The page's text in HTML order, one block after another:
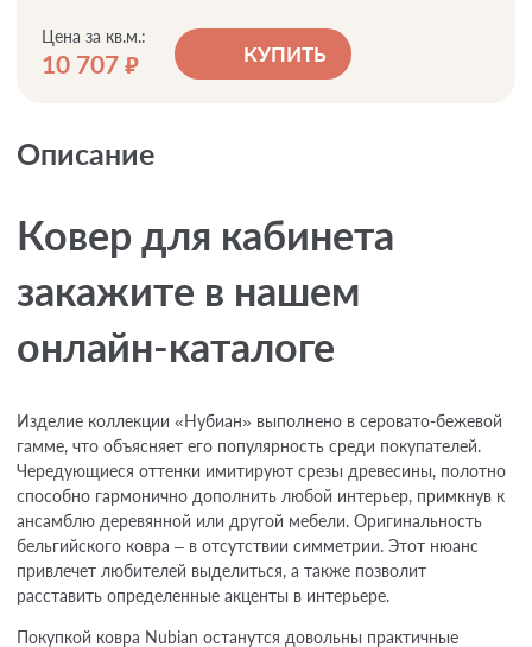
Цена за кв.м.:
10 707 руб. КУПИТЬ
Описание
Ковер для кабинета
закажите в нашем
онлайн-каталоге
Изделие коллекции «Нубиан» выполнено в серовато-бежевой
гамме, что объясняет его популярность среди покупателей.
Чередующиеся оттенки имитируют срезы древесины, полотно
способно гармонично дополнить любой интерьер, примкнув к
ансамблю деревянной или другой мебели. Оригинальность
бельгийского ковра – в отсутствии симметрии. Этот нюанс
привлечет любителей выделиться, а также позволит
расставить определенные акценты в интерьере.
Покупкой ковра Nubian останутся довольны практичные